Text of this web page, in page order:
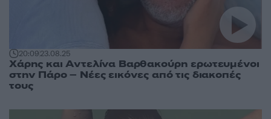
20:0923.08.25
Χάρης και Αντελίνα Βαρθακούρη ερωτευμένοι
στην Πάρο – Νέες εικόνες από τις διακοπές
τους